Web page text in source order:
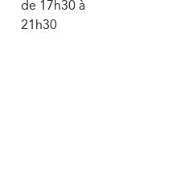
de 17h30 à
21h30